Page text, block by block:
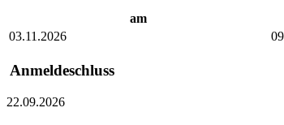
am
03.11.2026
Anmeldeschluss
22.09.2026